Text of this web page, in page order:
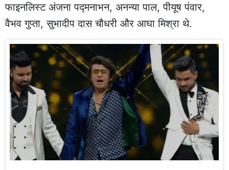
फाइनलिस्ट अंजना पद्मनाभन, अनन्या पाल, पीयूष पंवार,
वैभव गुप्ता, सुभादीप दास चौधरी और आघा मिश्रा थे.